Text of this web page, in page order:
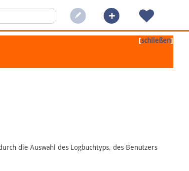
[schließen]
die Auswahl des Logbuchtyps, des Benutzers